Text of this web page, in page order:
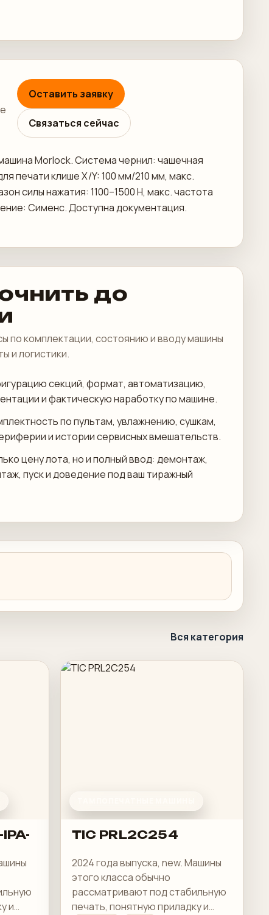
Оставить заявку
Связаться сейчас
Morlock. Система чернил: чашечная
печати клише X/Y: 100 мм/210 мм, макс.
силы нажатия: 1100–1500 Н, макс. частота
Сименс. Доступна документация.
до
по комплектации, состоянию и вводу машины
и логистики.
секций, формат, автоматизацию,
и фактическую наработку по машине.
по пультам, увлажнению, сушкам,
и истории сервисных вмешательств.
цену лота, но и полный ввод: демонтаж,
пуск и доведение под ваш тиражный
Вся категория
и
TIC PRL2C254
2024 года выпуска, new. Машины
этого класса обычно
рассматривают под стабильную
печать, понятную приладку и